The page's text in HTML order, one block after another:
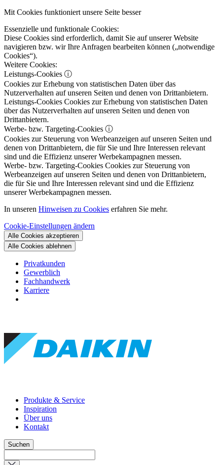
Mit Cookies funktioniert unsere Seite besser
Essenzielle und funktionale Cookies:
Diese Cookies sind erforderlich, damit Sie auf unserer Website
navigieren bzw. wir Ihre Anfragen bearbeiten können („notwendige
Cookies“).
Weitere Cookies:
Leistungs-Cookies ⓘ
Cookies zur Erhebung von statistischen Daten über das
Nutzerverhalten auf unseren Seiten und denen von Drittanbietern.
Leistungs-Cookies Cookies zur Erhebung von statistischen Daten
über das Nutzerverhalten auf unseren Seiten und denen von
Drittanbietern.
Werbe- bzw. Targeting-Cookies ⓘ
Cookies zur Steuerung von Werbeanzeigen auf unseren Seiten und
denen von Drittanbietern, die für Sie und Ihre Interessen relevant
sind und die Effizienz unserer Werbekampagnen messen.
Werbe- bzw. Targeting-Cookies Cookies zur Steuerung von
Werbeanzeigen auf unseren Seiten und denen von Drittanbietern,
die für Sie und Ihre Interessen relevant sind und die Effizienz
unserer Werbekampagnen messen.
In unseren Hinweisen zu Cookies erfahren Sie mehr.
Cookie-Einstellungen ändern
Alle Cookies akzeptieren
Alle Cookies ablehnen
Privatkunden
Gewerblich
Fachhandwerk
Karriere
Produkte & Service
Inspiration
Über uns
Kontakt
Suchen